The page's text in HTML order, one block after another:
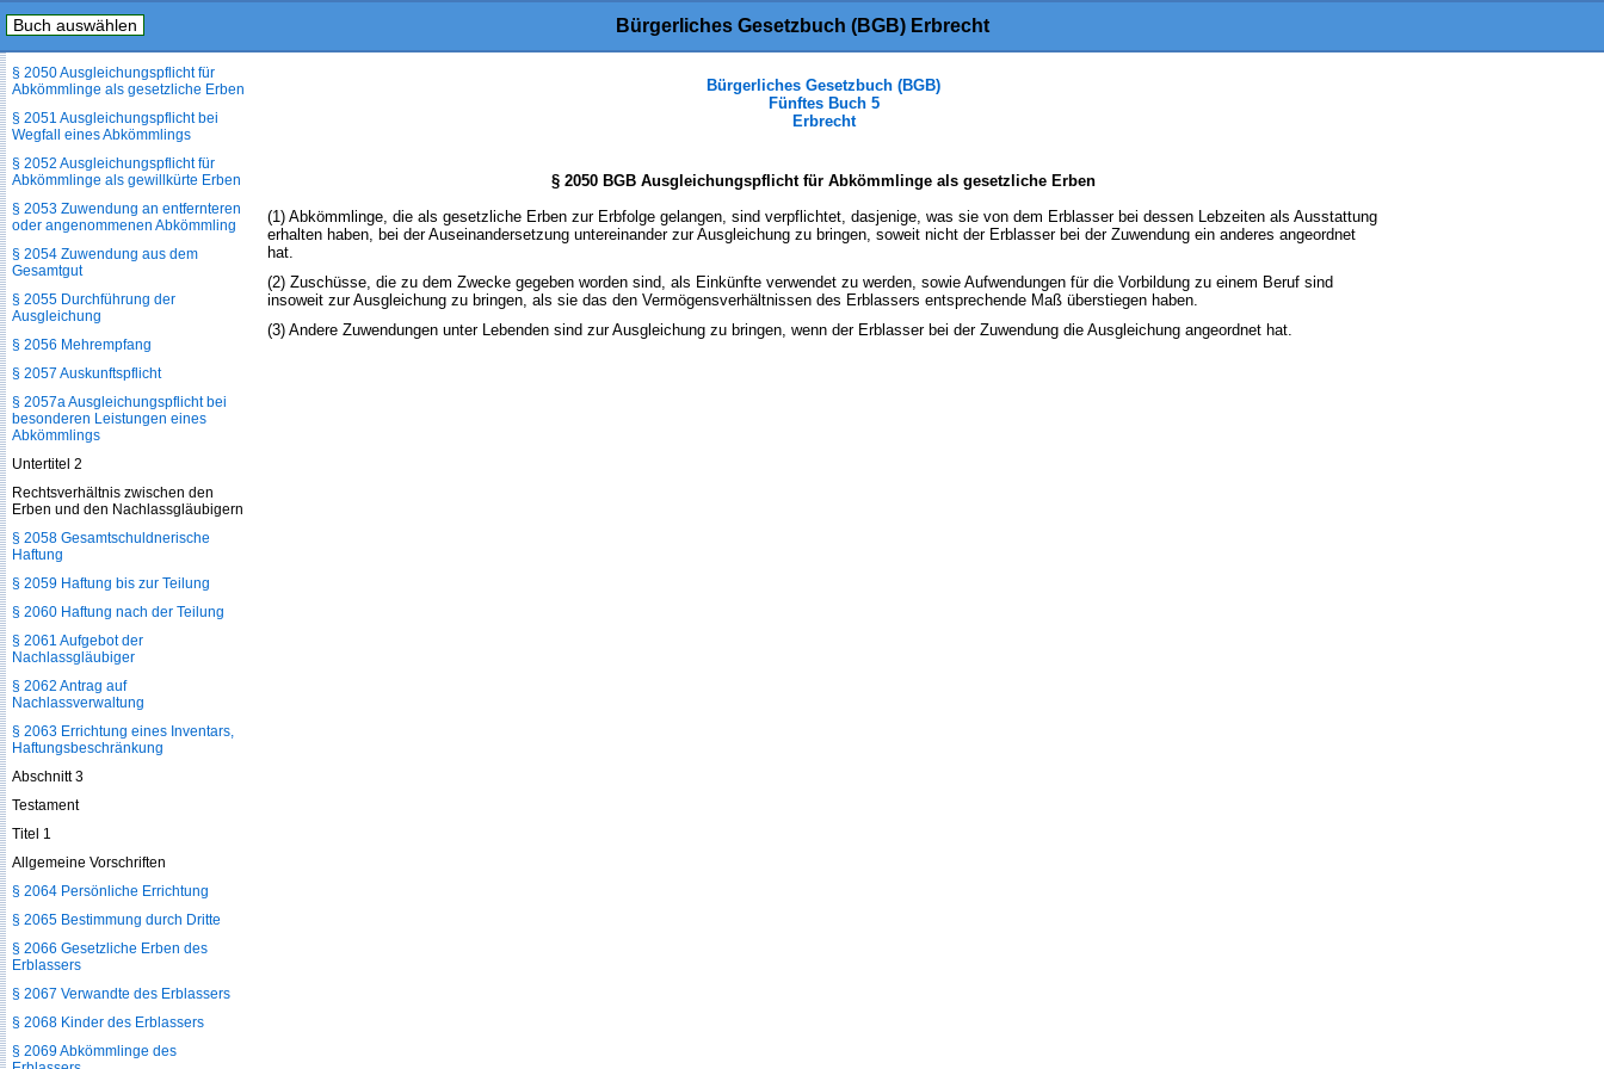
Buch auswählen Bürgerliches Gesetzbuch (BGB) Erbrecht
Bürgerliches Gesetzbuch (BGB)
Fünftes Buch 5
Erbrecht
§ 2050 BGB Ausgleichungspflicht für Abkömmlinge als gesetzliche Erben
(1) Abkömmlinge, die als gesetzliche Erben zur Erbfolge gelangen, sind verpflichtet, dasjenige, was sie von dem Erblasser bei dessen Lebzeiten als Ausstattung
erhalten haben, bei der Auseinandersetzung untereinander zur Ausgleichung zu bringen, soweit nicht der Erblasser bei der Zuwendung ein anderes angeordnet
hat.
(2) Zuschüsse, die zu dem Zwecke gegeben worden sind, als Einkünfte verwendet zu werden, sowie Aufwendungen für die Vorbildung zu einem Beruf sind
insoweit zur Ausgleichung zu bringen, als sie das den Vermögensverhältnissen des Erblassers entsprechende Maß überstiegen haben.
(3) Andere Zuwendungen unter Lebenden sind zur Ausgleichung zu bringen, wenn der Erblasser bei der Zuwendung die Ausgleichung angeordnet hat.
Erblassers
§ 2050 Ausgleichungspflicht für
Abkömmlinge als gesetzliche Erben
§ 2051 Ausgleichungspflicht bei
Wegfall eines Abkömmlings
§ 2052 Ausgleichungspflicht für
Abkömmlinge als gewillkürte Erben
§ 2053 Zuwendung an entfernteren
oder angenommenen Abkömmling
§ 2054 Zuwendung aus dem
Gesamtgut
§ 2055 Durchführung der
Ausgleichung
§ 2056 Mehrempfang
§ 2057 Auskunftspflicht
§ 2057a Ausgleichungspflicht bei
besonderen Leistungen eines
Abkömmlings
Untertitel 2
Rechtsverhältnis zwischen den
Erben und den Nachlassgläubigern
§ 2058 Gesamtschuldnerische
Haftung
§ 2059 Haftung bis zur Teilung
§ 2060 Haftung nach der Teilung
§ 2061 Aufgebot der
Nachlassgläubiger
§ 2062 Antrag auf
Nachlassverwaltung
§ 2063 Errichtung eines Inventars,
Haftungsbeschränkung
Abschnitt 3
Testament
Titel 1
Allgemeine Vorschriften
§ 2064 Persönliche Errichtung
§ 2065 Bestimmung durch Dritte
§ 2066 Gesetzliche Erben des
Erblassers
§ 2067 Verwandte des Erblassers
§ 2068 Kinder des Erblassers
§ 2069 Abkömmlinge des